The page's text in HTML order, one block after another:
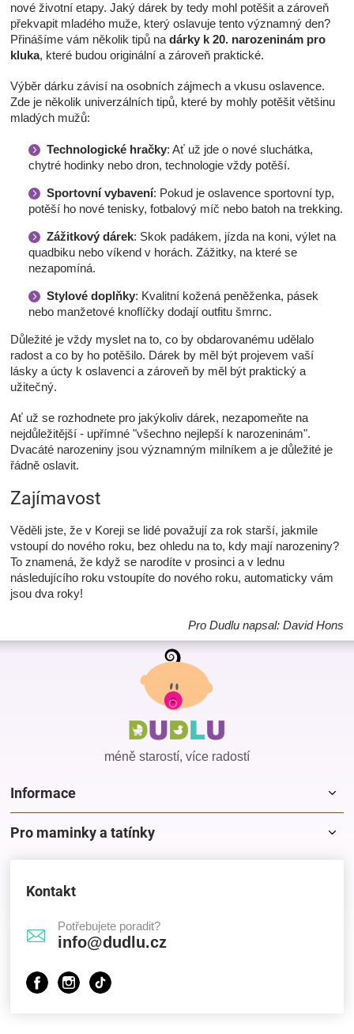
nové životní etapy. Jaký dárek by tedy mohl potěšit a zároveň
překvapit mladého muže, který oslavuje tento významný den?
Přinášíme vám několik tipů na dárky k 20. narozeninám pro
kluka, které budou originální a zároveň praktické.
Výběr dárku závisí na osobních zájmech a vkusu oslavence.
Zde je několik univerzálních tipů, které by mohly potěšit většinu
mladých mužů:
Technologické hračky: Ať už jde o nové sluchátka,
chytré hodinky nebo dron, technologie vždy potěší.
Sportovní vybavení: Pokud je oslavence sportovní typ,
potěší ho nové tenisky, fotbalový míč nebo batoh na trekking.
Zážitkový dárek: Skok padákem, jízda na koni, výlet na
quadbiku nebo víkend v horách. Zážitky, na které se
nezapomíná.
Stylové doplňky: Kvalitní kožená peněženka, pásek
nebo manžetové knoflíčky dodají outfitu šmrnc.
Důležité je vždy myslet na to, co by obdarovanému udělalo
radost a co by ho potěšilo. Dárek by měl být projevem vaší
lásky a úcty k oslavenci a zároveň by měl být praktický a
užitečný.
Ať už se rozhodnete pro jakýkoliv dárek, nezapomeňte na
nejdůležitější - upřímné "všechno nejlepší k narozeninám".
Dvacáté narozeniny jsou významným milníkem a je důležité je
řádně oslavit.
Zajímavost
Věděli jste, že v Koreji se lidé považují za rok starší, jakmile
vstoupí do nového roku, bez ohledu na to, kdy mají narozeniny?
To znamená, že když se narodíte v prosinci a v lednu
následujícího roku vstoupíte do nového roku, automaticky vám
jsou dva roky!
Pro Dudlu napsal: David Hons
Z
méně starostí, více radostí
Informace
Pro maminky a tatínky
Kontakt
Potřebujete poradit?
info@dudlu.cz